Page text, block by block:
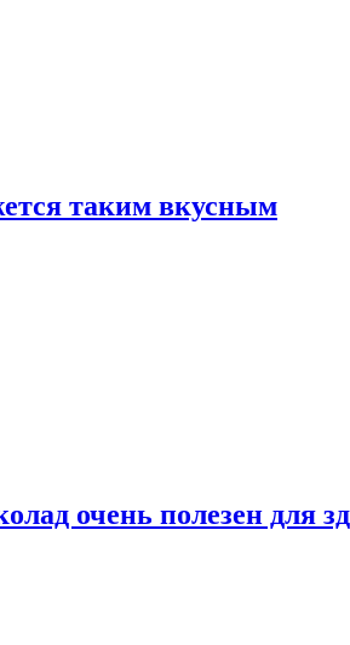
таким вкусным
очень полезен для